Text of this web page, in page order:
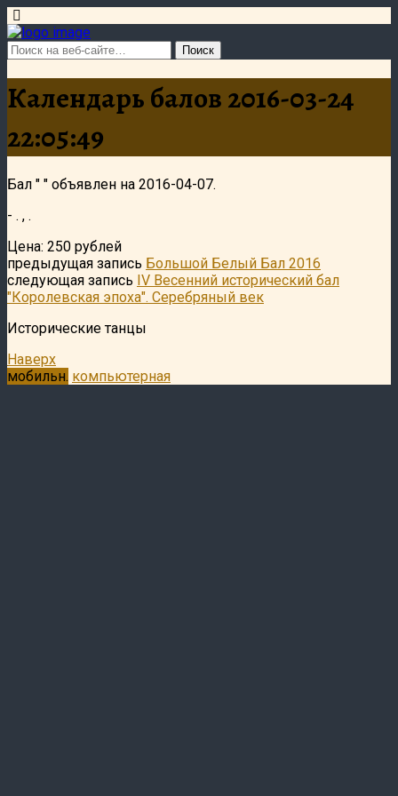
Календарь балов 2016-03-24
22:05:49
Бал " " объявлен на 2016-04-07.
- . , .
Цена: 250 рублей
предыдущая запись Большой Белый Бал 2016
следующая запись IV Весенний исторический бал
"Королевская эпоха". Серебряный век
Исторические танцы
Наверх
мобильн. компьютерная